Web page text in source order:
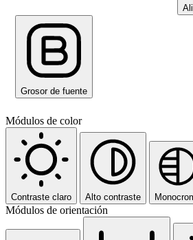
Grosor de fuente
Módulos de color
Contraste claro Alto contraste
Módulos de orientación